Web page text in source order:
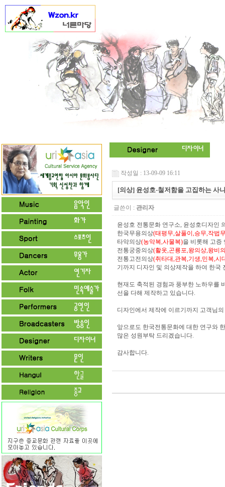
작성일 : 13-09-09 16:11
[의상] 윤성호-철저함을 고집하는 사
글쓴이 : 관리자
윤성호 전통문화 연구소, 윤성호디자인
한국무용의상(태평무,살풀이,승무,작법
타악의상(농악복,사물복)을 비롯해 고증
전통궁중의상(활옷,곤룡포,왕의상,왕비
전통고전의상(취타대,관복,기생,민복,시
기까지 디자인 및 의상제작을 하여 한국
현재도 축적된 경험과 풍부한 노하우를
선을 다해 제작하고 있습니다.
디자인에서 제작에 이르기까지 고객님
앞으로도 한국전통문화에 대한 연구와
많은 성원부탁 드리겠습니다.
감사합니다.